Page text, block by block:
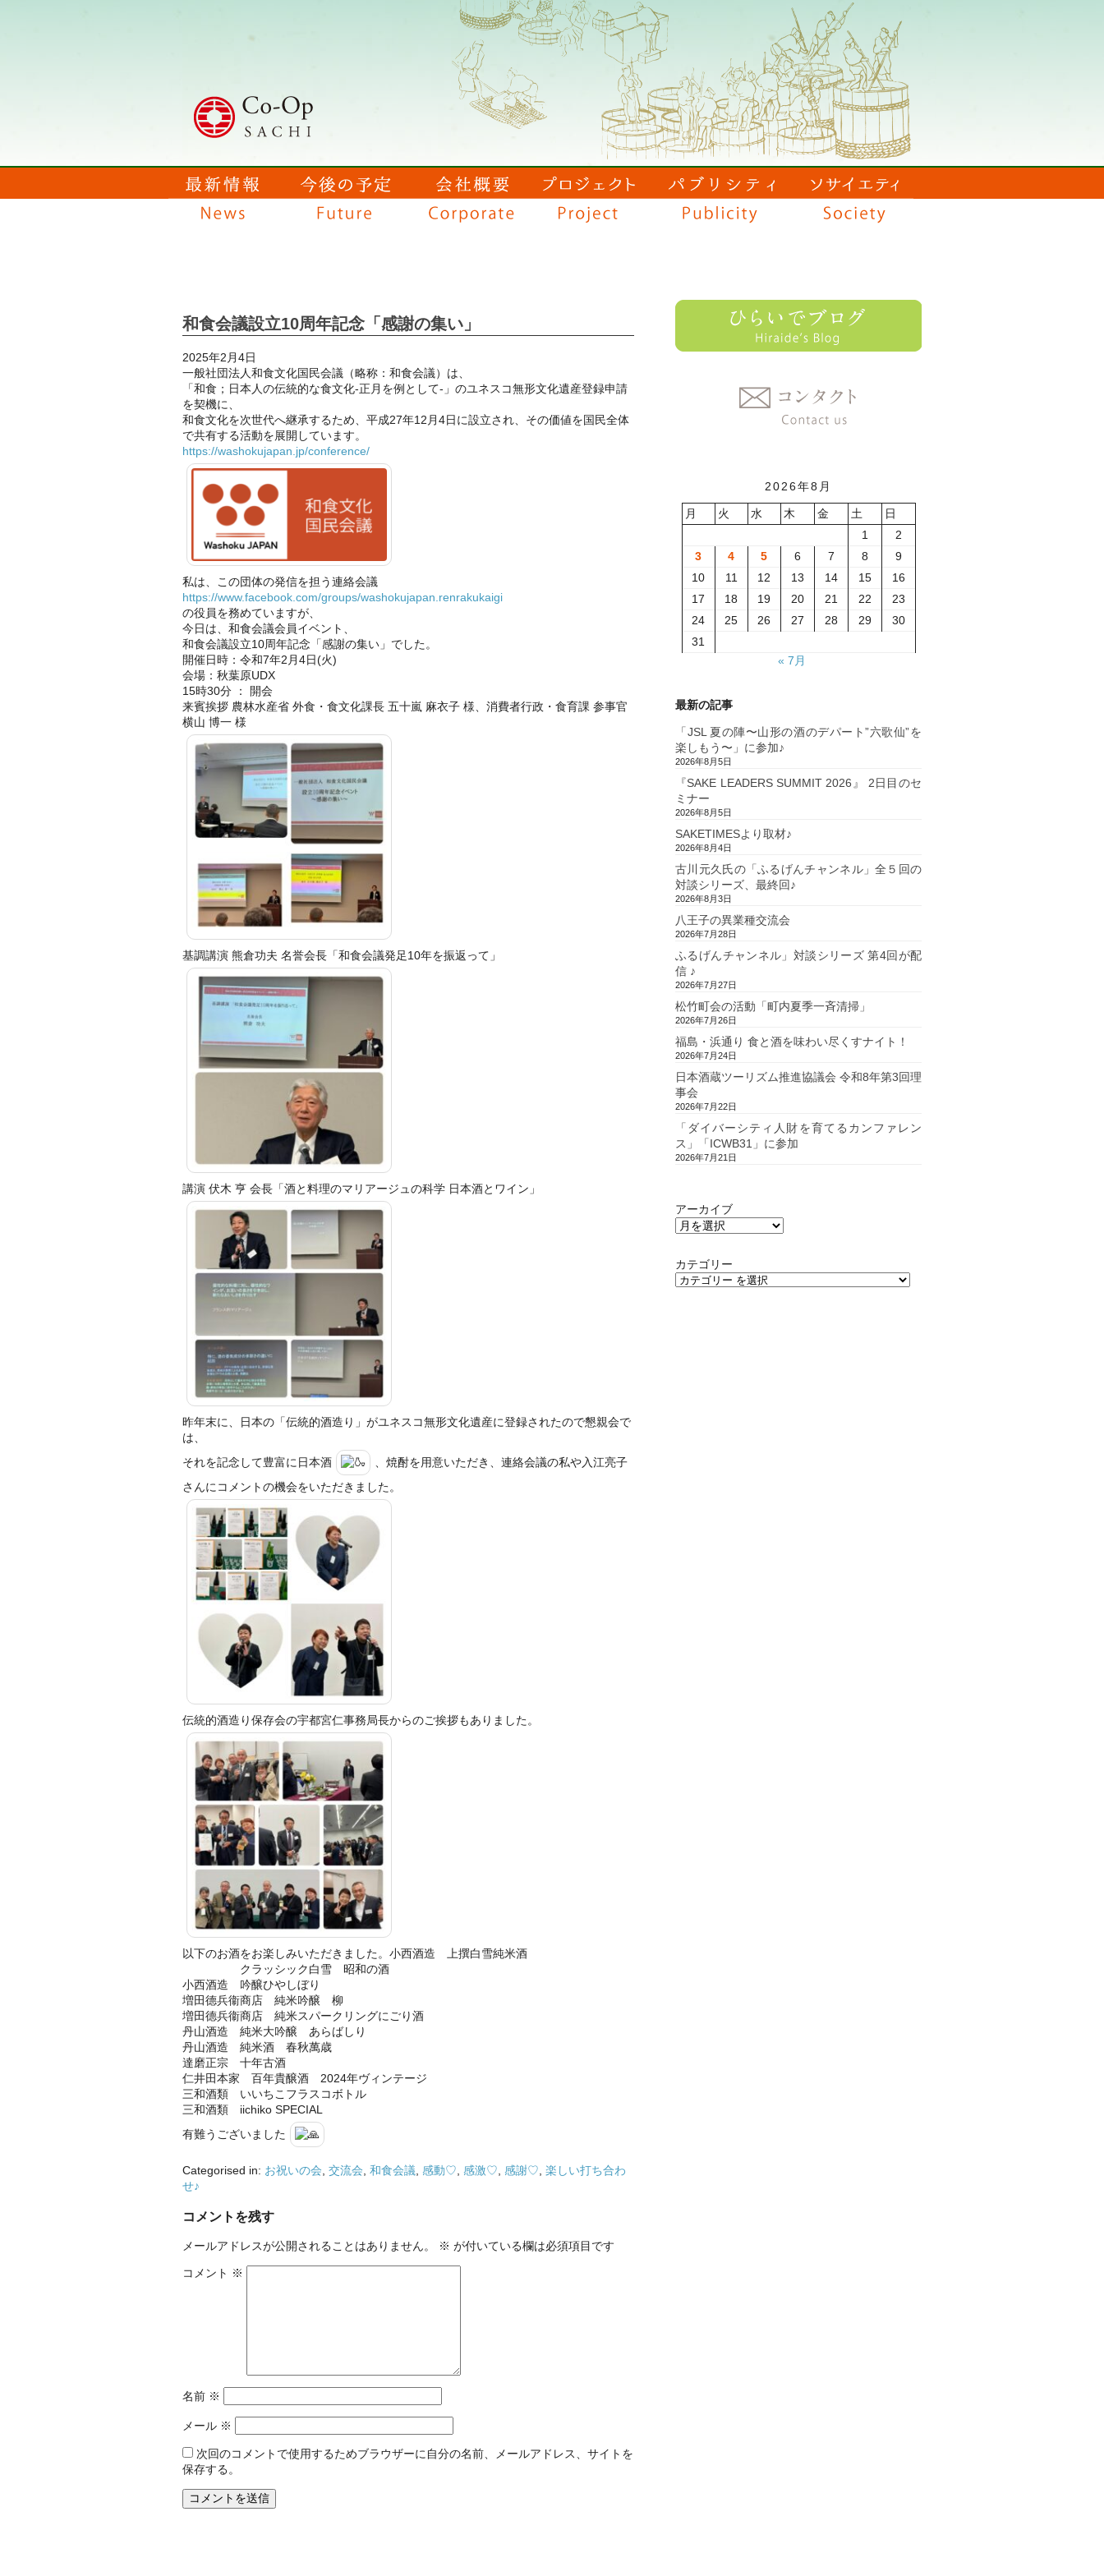
和食会議設立10周年記念「感謝の集い」
2025年2月4日
一般社団法人和食文化国民会議（略称：和食会議）は、
「和食；日本人の伝統的な食文化-正月を例として-」のユネスコ無形文化遺産登録申請
を契機に、
和食文化を次世代へ継承するため、平成27年12月4日に設立され、その価値を国民全体
で共有する活動を展開しています。
https://washokujapan.jp/conference/
私は、この団体の発信を担う連絡会議
https://www.facebook.com/groups/washokujapan.renrakukaigi
の役員を務めていますが、
今日は、和食会議会員イベント、
和食会議設立10周年記念「感謝の集い」でした。
開催日時：令和7年2月4日(火)
会場：秋葉原UDX
15時30分 ： 開会
来賓挨拶 農林水産省 外食・食文化課長 五十嵐 麻衣子 様、消費者行政・食育課 参事官
横山 博一 様
基調講演 熊倉功夫 名誉会長「和食会議発足10年を振返って」
講演 伏木 亨 会長「酒と料理のマリアージュの科学 日本酒とワイン」
昨年末に、日本の「伝統的酒造り」がユネスコ無形文化遺産に登録されたので懇親会で
は、
それを記念して豊富に日本酒
、焼酎を用意いただき、連絡会議の私や入江亮子
さんにコメントの機会をいただきました。
伝統的酒造り保存会の宇都宮仁事務局長からのご挨拶もありました。
以下のお酒をお楽しみいただきました。小西酒造 上撰白雪純米酒
クラッシック白雪 昭和の酒
小西酒造 吟醸ひやしぼり
増田德兵衞商店 純米吟醸 柳
増田德兵衞商店 純米スパークリングにごり酒
丹山酒造 純米大吟醸 あらばしり
丹山酒造 純米酒 春秋萬歳
達磨正宗 十年古酒
仁井田本家 百年貴醸酒 2024年ヴィンテージ
三和酒類 いいちこフラスコボトル
三和酒類 iichiko SPECIAL
有難うございました
Categorised in: お祝いの会 交流会 和食会議 感動♡ 感激♡ 感謝♡ 楽しい打ち合わ
せ♪
コメントを残す
メールアドレスが公開されることはありません。 ※ が付いている欄は必須項目です
コメント ※
名前 ※
メール ※
次回のコメントで使用するためブラウザーに自分の名前、メールアドレス、サイトを
保存する。
2026年8月
月 火 水 木 金 土
日
1
2
3
4 5 6 7 8
9
10
11 12 13 14 15
16
17
18 19 20 21 22
23
24
25 26 27 28 29
30
31
« 7月
最新の記事
「JSL 夏の陣〜山形の酒のデパート”六歌仙”を
楽しもう〜」に参加♪
2026年8月5日
『SAKE LEADERS SUMMIT 2026』 2日目のセ
ミナー
2026年8月5日
SAKETIMESより取材♪
2026年8月4日
古川元久氏の「ふるげんチャンネル」全５回の
対談シリーズ、最終回♪
2026年8月3日
八王子の異業種交流会
2026年7月28日
ふるげんチャンネル」対談シリーズ 第4回が配
信 ♪
2026年7月27日
松竹町会の活動「町内夏季一斉清掃」
2026年7月26日
福島・浜通り 食と酒を味わい尽くすナイト！
2026年7月24日
日本酒蔵ツーリズム推進協議会 令和8年第3回理
事会
2026年7月22日
「ダイバーシティ人財を育てるカンファレン
ス」「ICWB31」に参加
2026年7月21日
アーカイブ
カテゴリー